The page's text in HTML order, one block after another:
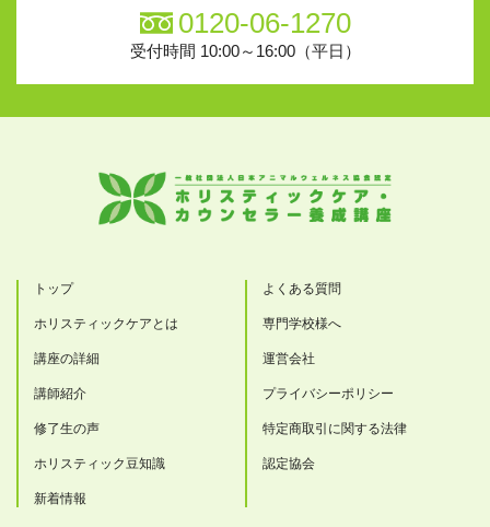
0120-06-1270
受付時間 10:00～16:00（平日）
トップ
ホリスティックケアとは
講座の詳細
講師紹介
修了生の声
ホリスティック豆知識
新着情報
よくある質問
専門学校様へ
運営会社
プライバシーポリシー
特定商取引に関する法律
認定協会